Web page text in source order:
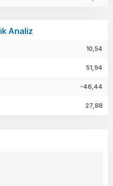
Analiz
10,54
51,94
-46,44
27,88